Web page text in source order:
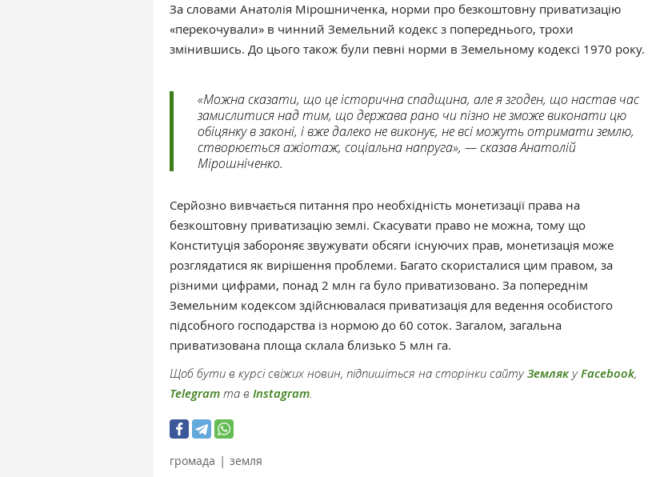
За словами Анатолія Мірошниченка, норми про безкоштовну приватизацію
«перекочували» в чинний Земельний кодекс з попереднього, трохи
змінившись. До цього також були певні норми в Земельному кодексі 1970 року.
«Можна сказати, що це історична спадщина, але я згоден, що настав час
замислитися над тим, що держава рано чи пізно не зможе виконати цю
обіцянку в законі, і вже далеко не виконує, не всі можуть отримати землю,
створюється ажіотаж, соціальна напруга», — сказав Анатолій
Мірошніченко.
Серйозно вивчається питання про необхідність монетизації права на
безкоштовну приватизацію землі. Скасувати право не можна, тому що
Конституція забороняє звужувати обсяги існуючих прав, монетизація може
розглядатися як вирішення проблеми. Багато скористалися цим правом, за
різними цифрами, понад 2 млн га було приватизовано. За попереднім
Земельним кодексом здійснювалася приватизація для ведення особистого
підсобного господарства із нормою до 60 соток. Загалом, загальна
приватизована площа склала близько 5 млн га.
Щоб бути в курсі свіжих новин, підпишіться на сторінки сайтуЗемлякуFacebook,
Telegram та в Instagram.
громада | земля